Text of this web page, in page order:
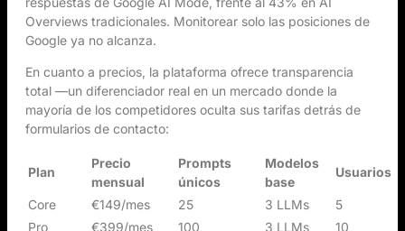
Overviews tradicionales. Monitorear solo las posiciones de
Google ya no alcanza.
En cuanto a precios, la plataforma ofrece transparencia
total —un diferenciador real en un mercado donde la
mayoría de los competidores oculta sus tarifas detrás de
formularios de contacto:
Plan
Precio
mensual
Prompts
únicos
Modelos
base
Usuarios
Core €149/mes 25 3 LLMs
5
Pro
€399/mes 100 3 LLMs
10